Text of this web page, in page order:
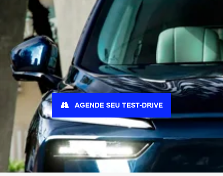
AGENDE SEU TEST-DRIVE